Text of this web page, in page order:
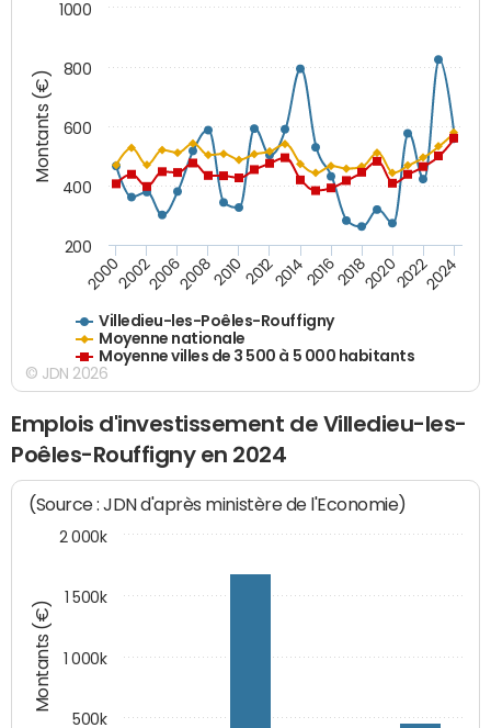
Montants (€)
Villedieu-les-Poêles-Rouffigny
Moyenne nationale
Moyenne villes de 3 500 à 5 000 habitants
200020022006200820102012201420162018202020222024
200
400
600
800
1000
© JDN 2026
Emplois d'investissement de Villedieu-les-
Poêles-Rouffigny en 2024
Montants (€)
(Source : JDN d'après ministère de l'Economie)
500k
1 000k
1 500k
2 000k